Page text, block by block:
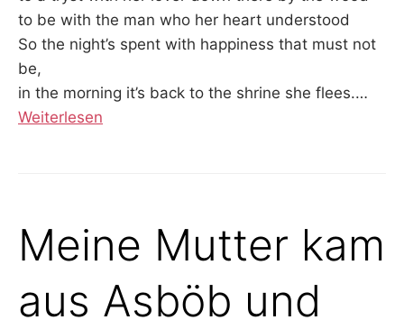
to be with the man who her heart understood
So the night’s spent with happiness that must not
be,
in the morning it’s back to the shrine she flees.…
Weiterlesen
Meine Mutter kam
aus Asböb und